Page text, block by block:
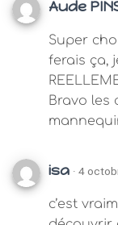
Aude
Super
ferais ça,
Bravo les
isa · 4
c’est